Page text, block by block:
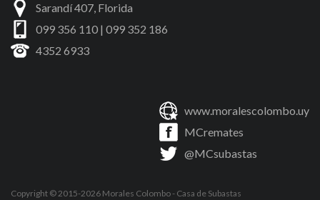
Sarandí 407, Florida
099 356 110 | 099 352 186
4352 6933
www.moralescolombo.uy
MCremates
@MCsubastas
Copyright © 2015-2026 Morales Colombo- Casa de Subastas